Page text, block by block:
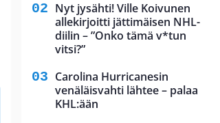
Nyt jysähti! Ville Koivunen
allekirjoitti jättimäisen NHL-
diilin – ”Onko tämä v*tun
vitsi?”
Carolina Hurricanesin
venäläisvahti lähtee – palaa
KHL:ään